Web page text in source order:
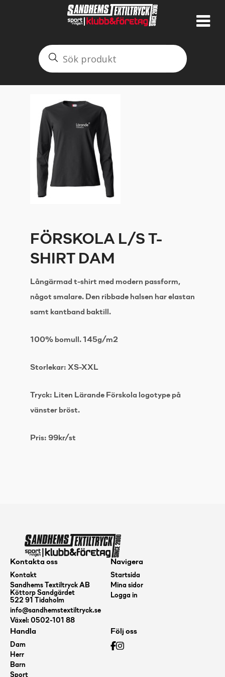
FÖRSKOLA L/S T-
SHIRT DAM
Långärmad t-shirt med modern passform,
något smalare. Den ribbade halsen har elastan
samt kantband baktill.
100% bomull. 145g/m2
Storlekar: XS-XXL
Tryck: Liten Lärande Förskola logotype på
vänster bröst.
Pris: 99kr/st
Kontakta oss
Kontakt
Sandhems Textiltryck AB
Köttorp Sandgärdet
522 91 Tidaholm
info@sandhemstextiltryck.se
Växel: 0502-101 88
Navigera
Startsida
Mina sidor
Logga in
Handla
Dam
Herr
Barn
Sport
Följ oss